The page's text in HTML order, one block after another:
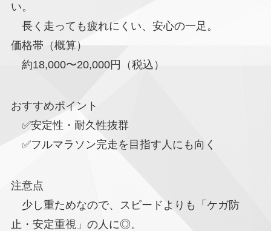
い。
長く走っても疲れにくい、安心の一足。
価格帯（概算）
約18,000〜20,000円（税込）
おすすめポイント
✅安定性・耐久性抜群
✅フルマラソン完走を目指す人にも向く
注意点
少し重ためなので、スピードよりも「ケガ防
止・安定重視」の人に◎。